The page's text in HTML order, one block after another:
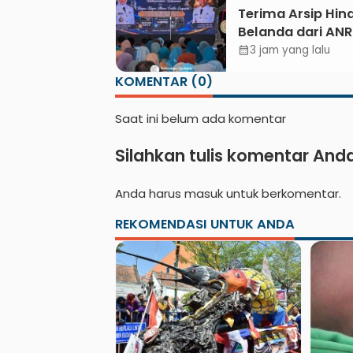
Terima Arsip
Belanda dari
Pemkab Kebumen
calendar_month3 jam yang lalu
KOMENTAR (0)
Saat ini belum ada komentar
Silahkan tulis komentar
Anda harus masukuntuk berkomentar.
REKOMENDASI UNTUK ANDA